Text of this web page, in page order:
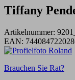
Tiffany
Artikelnummer:
EAN:
Brauchen Sie Rat?